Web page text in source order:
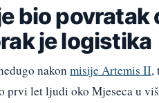
bio povratak
je logistika
nakonmisije Artemis II,
let ljudi oko Mjeseca u